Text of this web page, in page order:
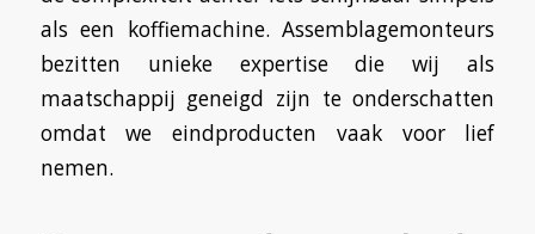
als een koffiemachine. Assemblagemonteurs
bezitten unieke expertise die wij als
maatschappij geneigd zijn te onderschatten
omdat we eindproducten vaak voor lief
nemen.